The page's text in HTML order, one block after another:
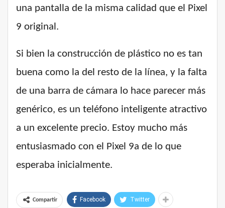
una pantalla de la misma calidad que el Pixel
9 original.
Si bien la construcción de plástico no es tan
buena como la del resto de la línea, y la falta
de una barra de cámara lo hace parecer más
genérico, es un teléfono inteligente atractivo
a un excelente precio. Estoy mucho más
entusiasmado con el Pixel 9a de lo que
esperaba inicialmente.
Compartir Facebook Twitter